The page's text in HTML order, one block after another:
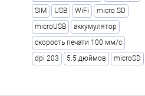
SIM
USB WiFi
micro SD
microUSB
аккумулятор
скорость печати 100 мм/с
dpi 203
5.5 дюймов microSD